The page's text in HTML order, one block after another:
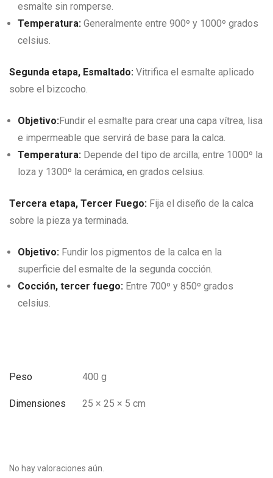
esmalte sin romperse.
Temperatura: Generalmente entre 900º y 1000º grados
celsius.
Segunda etapa, Esmaltado: Vitrifica el esmalte aplicado
sobre el bizcocho.
Objetivo:Fundir el esmalte para crear una capa vítrea, lisa
e impermeable que servirá de base para la calca.
Temperatura: Depende del tipo de arcilla; entre 1000º la
loza y 1300º la cerámica, en grados celsius.
Tercera etapa, Tercer Fuego: Fija el diseño de la calca
sobre la pieza ya terminada.
Objetivo: Fundir los pigmentos de la calca en la
superficie del esmalte de la segunda cocción.
Cocción, tercer fuego: Entre 700º y 850º grados
celsius.
Peso 400 g
Dimensiones 25 × 25 × 5 cm
No hay valoraciones aún.